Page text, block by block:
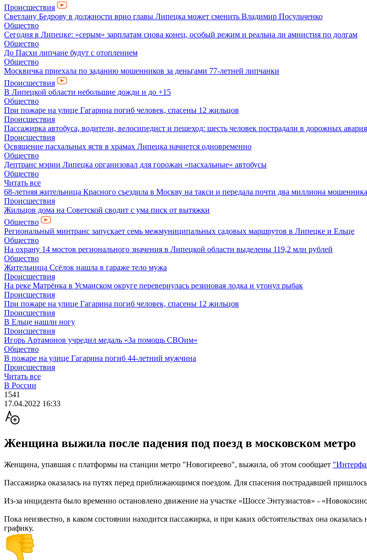
Происшествия
Светлану Бедрову в должности врио главы Липецка может сменить Владимир Посульченко
Общество
Сегодня в Липецке: «серым» зарплатам снова конец, особый режим и реальна ли амнистия по долгам
Общество
До Пасхи липчане будут с отоплением
Общество
Москвичка приехала по заданию мошенников за деньгами 77-летней липчанки
Происшествия
В Липецкой области небольшие дожди и до +15
Общество
При пожаре на улице Гагарина погиб человек, спасены 12 жильцов
Происшествия
Пассажирка автобуса, водители, велосипедист и пешеход: шесть человек пострадали в дорожных
Происшествия
Освящение пасхальных яств в храмах Липецка начнется одновременно
Общество
Дептранс мэрии Липецка организовал для горожан «пасхальные» автобусы
Общество
Читать все
68-летняя жительница Красного съездила в Москву на такси и передала почти два миллиона
Происшествия
Жильцов дома на Советской сводит с ума писк от вытяжки
Общество
Региональный минтранс запускает семь межмуниципальных садовых маршрутов в Липецке и Ельце
Общество
На охрану 14 мостов регионального значения в Липецкой области выделены 119,2 млн рублей
Общество
Жительница Ссёлок нашла в гараже тело мужа
Происшествия
На реке Матрёнка в Усманском округе перевернулась резиновая лодка и утонул рыбак
Происшествия
При пожаре на улице Гагарина погиб человек, спасены 12 жильцов
Происшествия
В Ельце нашли ногу
Происшествия
Игорь Артамонов учредил медаль «За помощь СВОим»
Общество
В пожаре на улице Гагарина погиб 44-летний мужчина
Происшествия
Читать все
В России
1541
17.04.2022 16:33
Женщина выжила после падения под поезд в московском метро
Женщина, упавшая с платформы на станции метро "Новогиреево", выжила, об этом сообщает
Пассажирка оказалась на путях перед приближающимся поездом. Для спасения пострадавшей
Из-за инцидента было временно остановлено движение на участке «Шоссе Энтузиастов» -
Пока неизвестно, в каком состоянии находится пассажирка, и при каких обстоятельствах она
графику.